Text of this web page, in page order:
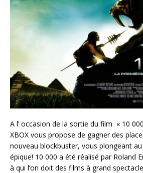
A l’ occasion de la sortie du film « 10
XBOX vous propose de gagner des
nouveau blockbuster, vous plongeant au
épique! 10 000 a été réalisé par Roland
à qui l’on doit des films à grand